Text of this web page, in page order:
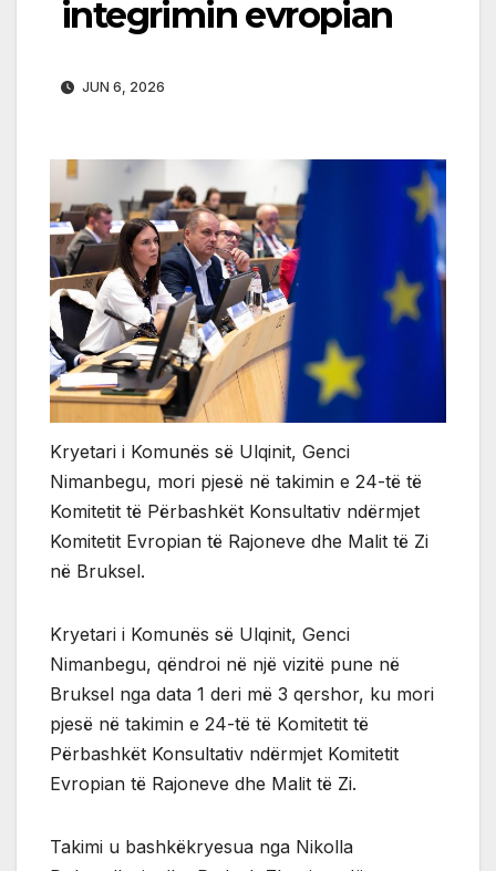
integrimin evropian
JUN 6, 2026
Kryetari i Komunës së Ulqinit, Genci
Nimanbegu, mori pjesë në takimin e 24-të të
Komitetit të Përbashkët Konsultativ ndërmjet
Komitetit Evropian të Rajoneve dhe Malit të Zi
në Bruksel.
Kryetari i Komunës së Ulqinit, Genci
Nimanbegu, qëndroi në një vizitë pune në
Bruksel nga data 1 deri më 3 qershor, ku mori
pjesë në takimin e 24-të të Komitetit të
Përbashkët Konsultativ ndërmjet Komitetit
Evropian të Rajoneve dhe Malit të Zi.
Takimi u bashkëkryesua nga Nikolla